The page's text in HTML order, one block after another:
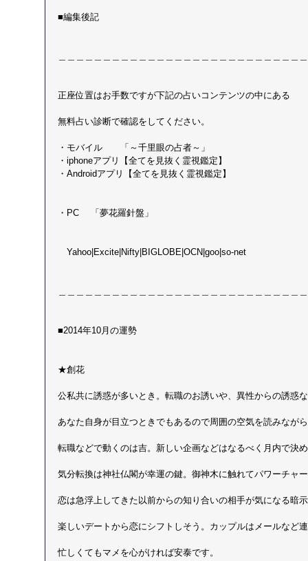
■編集後記
正座位置はお手数ですが下記の占いコンテンツの中にある
無料占い診断で確認をしてください。
・モバイル　　「～千里眼の占者～」
・iphoneアプリ【全てを見抜く霊視鑑定】
・Androidアプリ【全てを見抜く霊視鑑定】
・PC 　「夢花羅針盤」
Yahoo|Excite|Nifty|BIGLOBE|OCN|goo|so-net
■2014年10月の運勢
★創花
公私共に誘惑が多いとき。転職のお誘いや、異性からの誘惑
あなた自身が目立つときでもあるので周囲の空気を読みなが
転職などで動くのは吉。新しい企画などはなるべく月内で決
気分転換は神社仏閣が幸運の鍵。御神木に触れてパワーチャ
恋は急浮上してきた以前からの知り合いの相手が気になる暗
楽しいデートから恋にシフトしそう。カップルはメールなど
忙しくてもマメを心がければ安泰です。